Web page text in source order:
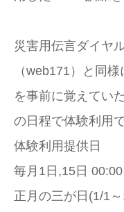
災害用伝言ダイヤ
（web171）と同
を事前に覚えてい
の日程で体験利用
体験利用提供日
毎月1日,15日
正月の三が日(1/1